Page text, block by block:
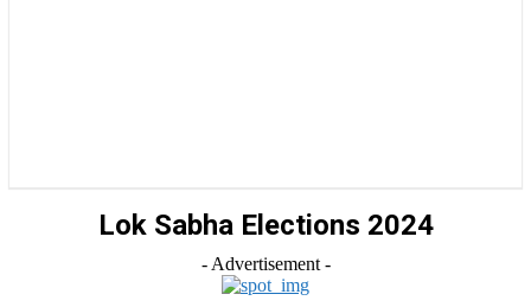
Lok Sabha Elections 2024
- Advertisement -